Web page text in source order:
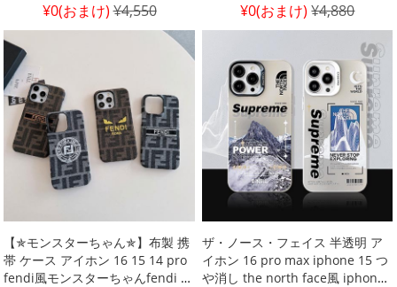
風 携帯 ケースハイブランド アイ
フォン 13 pro max カバーバーバ
リーburberry風 防水 iphone 14
ケース衝撃吸収 iphone 12
burberry バーバリー 携帯ケース
¥0(おまけ)¥4,550
iphone 13 plus/12 ケース
¥0(おまけ)¥4,880
【✯モンスターちゃん✯】布製 携
帯 ケース アイホン 16 15 14 pro
fendi風モンスターちゃんfendi ギ
ザ・ノース・フェイス 半透明 ア
イホン 16 pro max iphone 15 つ
や消し the north face風 iphone